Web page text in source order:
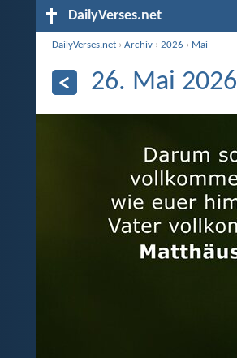
DailyVerses.net
DailyVerses.net ›Archiv ›2026 › Mai
26. Mai 2026